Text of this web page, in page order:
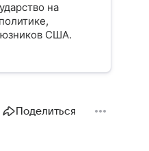
на
США.
Поделиться